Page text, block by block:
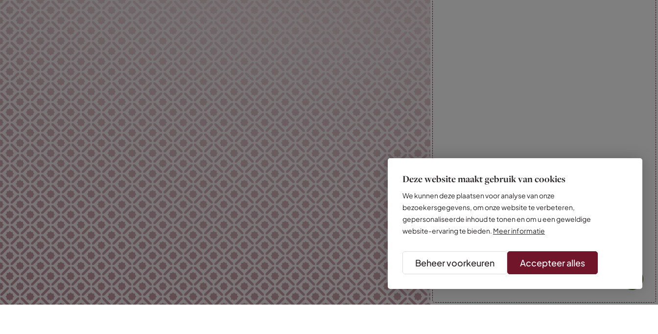
Deze website maakt gebruik van cookies
We kunnen deze plaatsen voor analyse van onze
bezoekersgegevens, om onze website te verbeteren,
gepersonaliseerde inhoud te tonen en om u een geweldige
website-ervaring te bieden. Meer informatie
Beheer voorkeuren Accepteer alles